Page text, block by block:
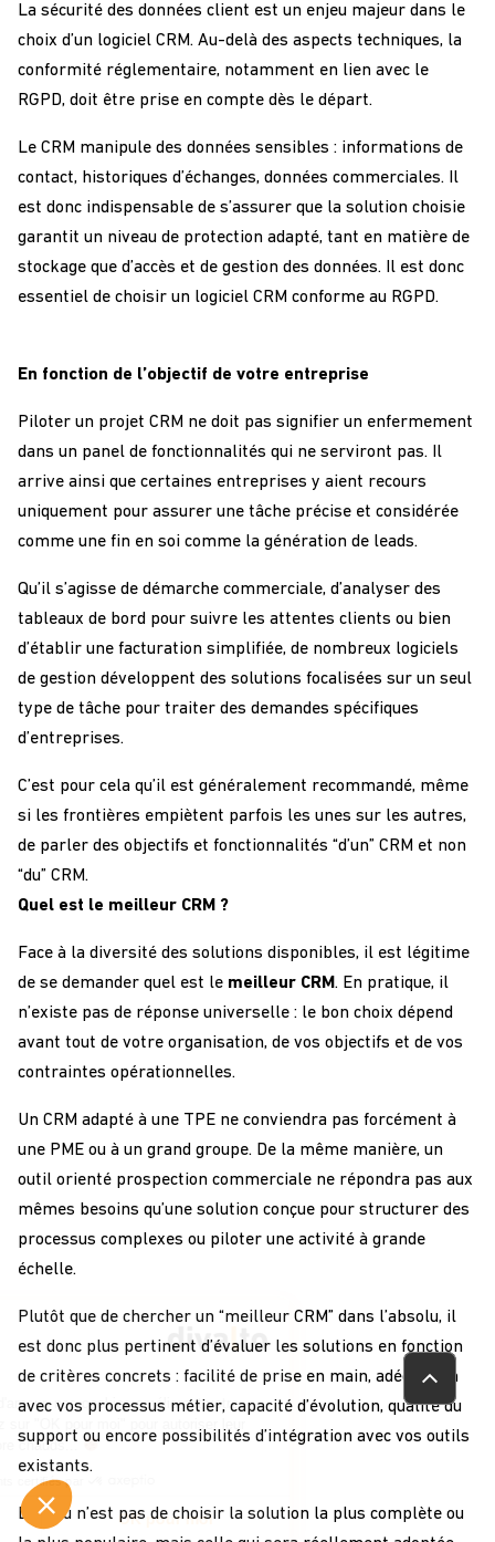
La sécurité des données client est un enjeu majeur dans le
choix d’un logiciel CRM. Au-delà des aspects techniques, la
conformité réglementaire, notamment en lien avec le
RGPD, doit être prise en compte dès le départ.
Le CRM manipule des données sensibles : informations de
contact, historiques d’échanges, données commerciales. Il
est donc indispensable de s’assurer que la solution choisie
garantit un niveau de protection adapté, tant en matière de
stockage que d’accès et de gestion des données. Il est donc
essentiel de choisir un logiciel CRM conforme au RGPD.
En fonction de l’objectif de votre entreprise
Piloter un projet CRM ne doit pas signifier un enfermement
dans un panel de fonctionnalités qui ne serviront pas. Il
arrive ainsi que certaines entreprises y aient recours
uniquement pour assurer une tâche précise et considérée
comme une fin en soi comme la génération de leads.
Qu’il s’agisse de démarche commerciale, d’analyser des
tableaux de bord pour suivre les attentes clients ou bien
d’établir une facturation simplifiée, de nombreux logiciels
de gestion développent des solutions focalisées sur un seul
type de tâche pour traiter des demandes spécifiques
d’entreprises.
C’est pour cela qu’il est généralement recommandé, même
si les frontières empiètent parfois les unes sur les autres,
de parler des objectifs et fonctionnalités “d’un” CRM et non
“du” CRM.
Quel est le meilleur CRM ?
Face à la diversité des solutions disponibles, il est légitime
de se demander quel est le meilleur CRM. En pratique, il
n’existe pas de réponse universelle : le bon choix dépend
avant tout de votre organisation, de vos objectifs et de vos
contraintes opérationnelles.
Un CRM adapté à une TPE ne conviendra pas forcément à
une PME ou à un grand groupe. De la même manière, un
outil orienté prospection commerciale ne répondra pas aux
mêmes besoins qu’une solution conçue pour structurer des
processus complexes ou piloter une activité à grande
échelle.
Plutôt que de chercher un “meilleur CRM” dans l’absolu, il
est donc plus pertinent d’évaluer les solutions en fonction
de critères concrets : facilité de prise en main, adéquation
avec vos processus métier, capacité d’évolution, qualité du
support ou encore possibilités d’intégration avec vos outils
existants.
L’enjeu n’est pas de choisir la solution la plus complète ou
Continuer sans accepter
Chez Divalto on aime
Les cookies !
Tendres, moelleux et pleins d'amour, nos cookies améliorent votre
utilisation. Vite, ils sont encore chauds...
Je choisis OK pour moi